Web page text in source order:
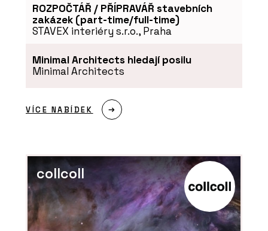
ROZPOČTÁŘ / PŘÍPRAVÁŘ stavebních
zakázek (part-time/full-time)
STAVEX interiéry s.r.o., Praha
Minimal Architects hledají posilu
Minimal Architects
VÍCE NABÍDEK
collcoll